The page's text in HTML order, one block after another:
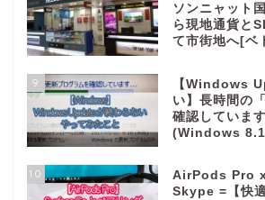
ソンニャット
ら現地通貨と
て市街地へ[ベ
9
【Windows
い】長時間の
確認していま
(Windows
10
AirPods Pro
Skype =【快適